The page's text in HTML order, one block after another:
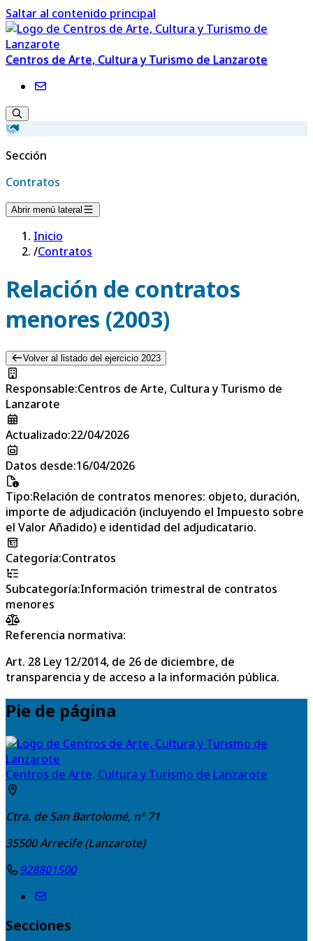
Saltar al contenido principal
Centros de Arte, Cultura y Turismo de Lanzarote
Sección
Contratos
Abrir menú lateral
Inicio
/Contratos
Relación de contratos
menores (2003)
Volver al listado del ejercicio 2023
Responsable:Centros de Arte, Cultura y Turismo de
Lanzarote
Actualizado:22/04/2026
Datos desde:16/04/2026
Tipo:Relación de contratos menores: objeto, duración,
importe de adjudicación (incluyendo el Impuesto sobre
el Valor Añadido) e identidad del adjudicatario.
Categoría:Contratos
Subcategoría:Información trimestral de contratos
menores
Referencia normativa:
Art. 28 Ley 12/2014, de 26 de diciembre, de
transparencia y de acceso a la información pública.
Pie de página
Centros de Arte, Cultura y Turismo de Lanzarote
Ctra. de San Bartolomé, nº 71
35500Arrecife (Lanzarote)
928801500
Secciones